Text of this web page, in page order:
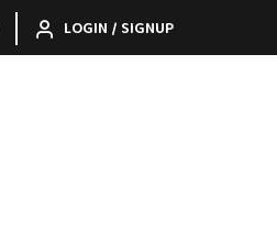
LOGIN / SIGNUP